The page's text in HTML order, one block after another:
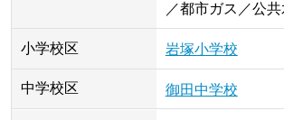
／都市ガス／公
小学校区 岩塚小学校
中学校区 御田中学校